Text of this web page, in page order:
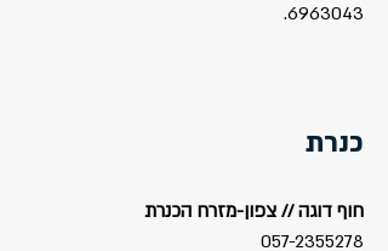
6963043
.​
כנרת
חוף דוגה // צפון-מזרח הכנרת
057-2355278